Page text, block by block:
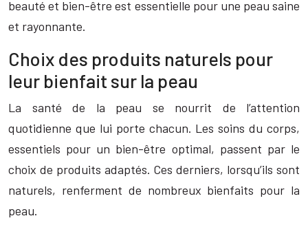
beauté et bien-être est essentielle pour une peau saine
et rayonnante.
Choix des produits naturels pour
leur bienfait sur la peau
La santé de la peau se nourrit de l’attention
quotidienne que lui porte chacun. Les soins du corps,
essentiels pour un bien-être optimal, passent par le
choix de produits adaptés. Ces derniers, lorsqu’ils sont
naturels, renferment de nombreux bienfaits pour la
peau.